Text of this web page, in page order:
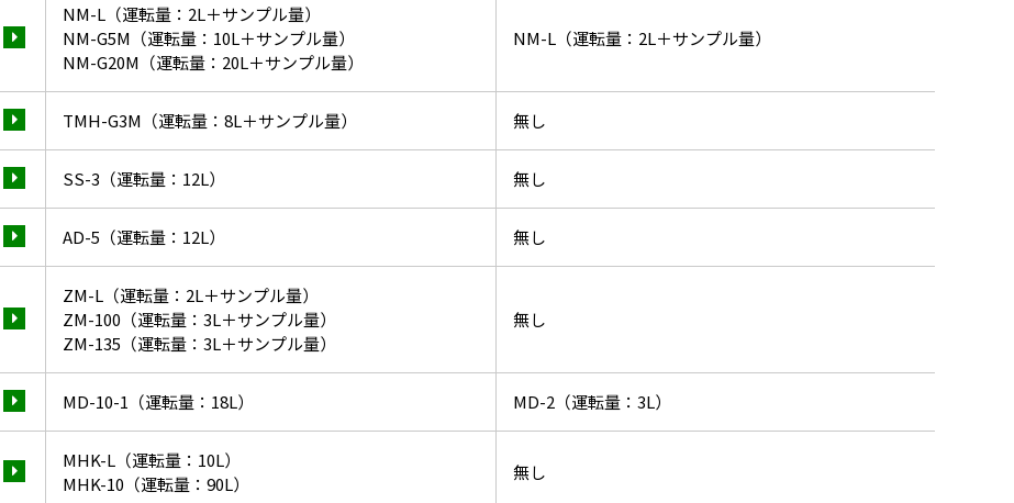
NM-L（運転量：2L＋サンプル量）
NM-G5M（運転量：10L＋サンプル量）
NM-G20M（運転量：20L＋サンプル量）
NM-L（運転量：2L＋サンプル量）
TMH-G3M（運転量：8L＋サンプル量） 無し
SS-3（運転量：12L） 無し
AD-5（運転量：12L） 無し
ZM-L（運転量：2L＋サンプル量）
ZM-100（運転量：3L＋サンプル量）
ZM-135（運転量：3L＋サンプル量）
無し
MD-10-1（運転量：18L） MD-2（運転量：3L）
MHK-L（運転量：10L）
MHK-10（運転量：90L）
無し